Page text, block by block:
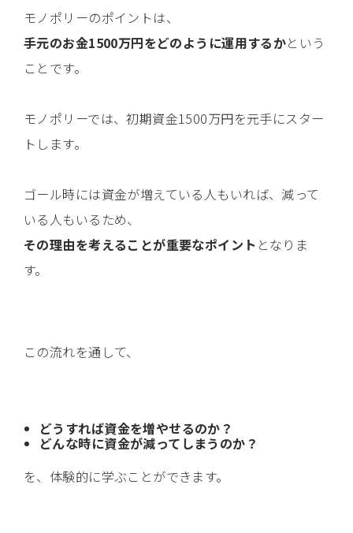
とじる 二次元バーコードをダウンロード
モノポリーのポイントは、
手元のお金1500万円をどのように運用するかという
ことです。
モノポリーでは、初期資金1500万円を元手にスター
トします。
ゴール時には資金が増えている人もいれば、減って
いる人もいるため、
その理由を考えることが重要なポイント となりま
す。
この流れを通して、
どうすれば資金を増やせるのか？
どんな時に資金が減ってしまうのか？
を、体験的に学ぶことができます。